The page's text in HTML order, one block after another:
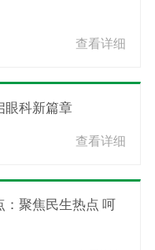
查看详细
眼科新篇章
查看详细
聚焦民生热点 呵